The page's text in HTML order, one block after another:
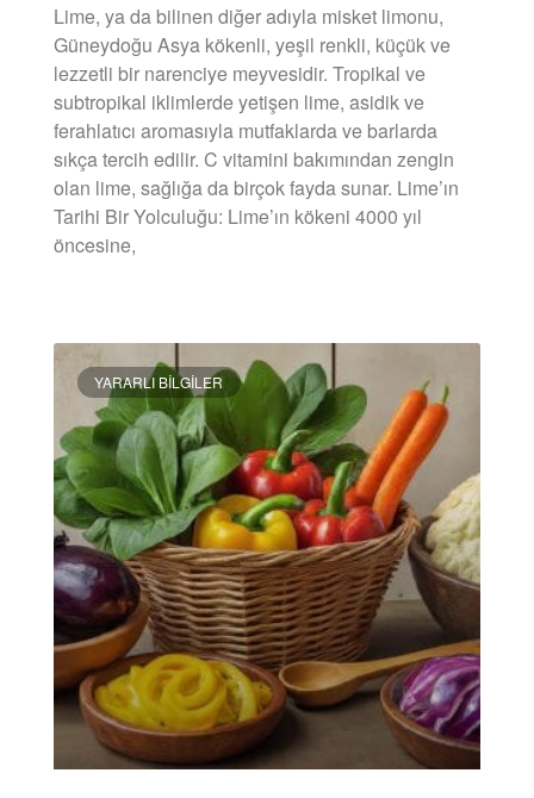
Lime, ya da bilinen diğer adıyla misket limonu,
Güneydoğu Asya kökenli, yeşil renkli, küçük ve
lezzetli bir narenciye meyvesidir. Tropikal ve
subtropikal iklimlerde yetişen lime, asidik ve
ferahlatıcı aromasıyla mutfaklarda ve barlarda
sıkça tercih edilir. C vitamini bakımından zengin
olan lime, sağlığa da birçok fayda sunar. Lime’ın
Tarihi Bir Yolculuğu: Lime’ın kökeni 4000 yıl
öncesine,
YARARLI BILGILER